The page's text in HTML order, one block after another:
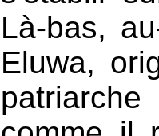
Là-bas,
Eluwa,